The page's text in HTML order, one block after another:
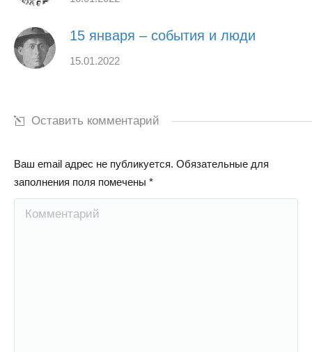
15 января – события и люди
15.01.2022
Оставить комментарий
Ваш email адрес не публикуется. Обязательные для
заполнения поля помечены *
Комментарий